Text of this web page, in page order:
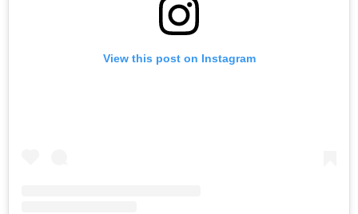
View this post on Instagram